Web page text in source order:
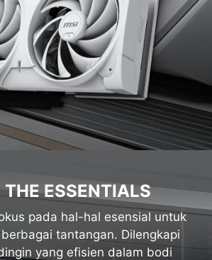
THE ESSENTIALS
pada hal-hal esensial untuk
tantangan. Dilengkapi
yang efisien dalam bodi